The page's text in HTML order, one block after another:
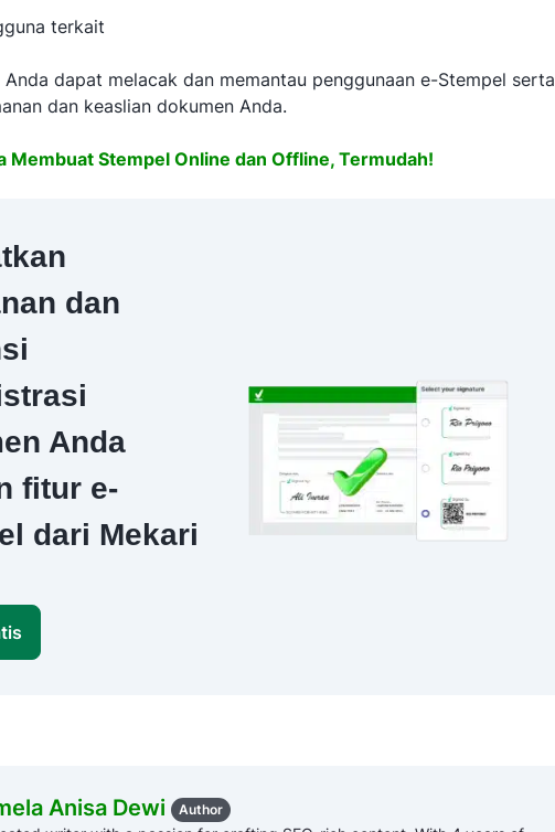
terkait
Anda dapat melacak dan memantau penggunaan e-Stempel serta
dan keaslian dokumen Anda.
Membuat Stempel Online dan Offline, Termudah!
dan
Anda
fitur e-
dari Mekari
Anisa Dewi Author